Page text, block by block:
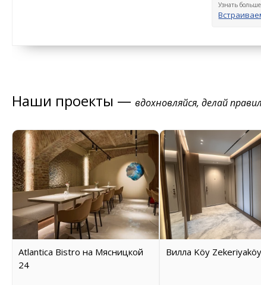
Узнать
Наши проекты — вдохновляйся, делай
Atlantica Bistro на Мясницкой
24
Вилла Köy Zekeriyaköy